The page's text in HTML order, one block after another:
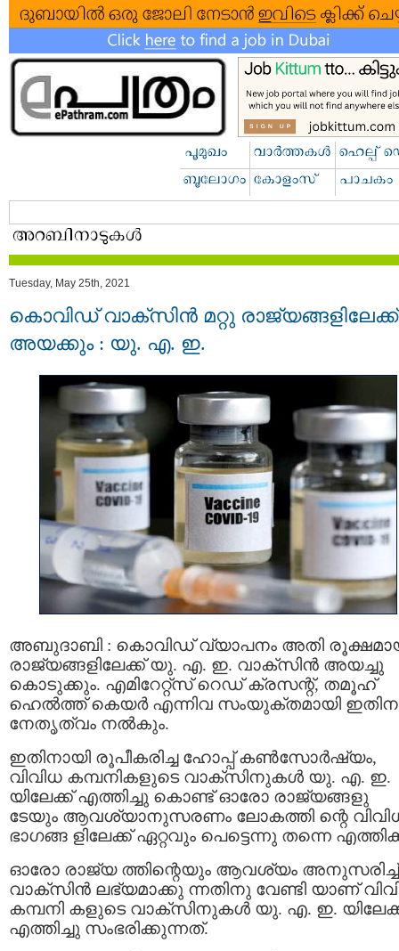
Tuesday, May 25th, 2021
കൊവിഡ് വാക്സിൻ മറ്റു രാജ്യങ്ങളിലേക്ക്
അയക്കും : യു. എ. ഇ.
അബുദാബി : കൊവിഡ് വ്യാപനം അതി
രാജ്യങ്ങളിലേക്ക് യു. എ. ഇ. വാക്സിന്‍ അയച്ചു
കൊടുക്കും. എമിറേറ്റ്സ് റെഡ് ക്രസന്റ്, തമൂഹ്
ഹെൽത്ത് കെയര്‍ എന്നിവ സംയുക്തമായി
നേതൃത്വം നല്‍കും.
ഇതിനായി രൂപീകരിച്ച ഹോപ്പ് കൺസോർഷ്യം,
വിവിധ കമ്പനികളുടെ വാക്സിനുകള്‍ യു. എ. ഇ.
യിലേക്ക് എത്തിച്ചു കൊണ്ട് ഓരോ രാജ്യങ്ങളു
ടേയും ആവശ്യാനുസരണം ലോകത്തി ന്റെ
ഭാഗങ്ങ ളിലേക്ക് ഏറ്റവും പെട്ടെന്നു തന്നെ
ഓരോ രാജ്യ ത്തിന്റെയും ആവശ്യം അനുസരിച്ച്
വാക്സിന്‍ ലഭ്യമാക്കു ന്നതിനു വേണ്ടി യാണ്
കമ്പനി കളുടെ വാക്സിനുകള്‍ യു. എ. ഇ.
എത്തിച്ചു സംഭരിക്കുന്നത്.